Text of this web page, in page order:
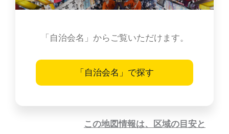
「自治会名」からご覧いただけます。
「自治会名」で探す
この地図情報は、区域の目安と